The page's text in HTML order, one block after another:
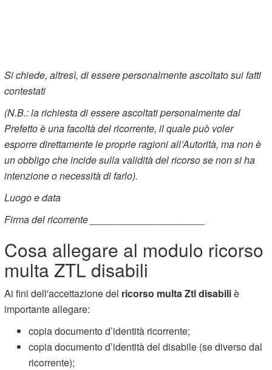
Si chiede, altresì, di essere personalmente ascoltato sui fatti
contestati
(N.B.: la richiesta di essere ascoltati personalmente dal
Prefetto è una facoltà del ricorrente, il quale può voler
esporre direttamente le proprie ragioni all’Autorità, ma non è
un obbligo che incide sulla validità del ricorso se non si ha
intenzione o necessità di farlo).
Luogo e data
Firma del ricorrente _____________________
Cosa allegare al modulo ricorso
multa ZTL disabili
Ai fini dell'accettazione del ricorso multa Ztl disabiliè
importante allegare:
copia documento d’identità ricorrente;
copia documento d’identità del disabile (se diverso dal
ricorrente);